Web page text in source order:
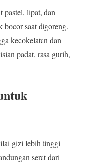
pastel, lipat, dan
bocor saat digoreng.
kecokelatan dan
padat, rasa gurih,
gizi lebih tinggi
serat dari